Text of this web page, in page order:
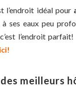
l’endroit idéal pour
ses eaux peu
l’endroit parfait!
meilleurs